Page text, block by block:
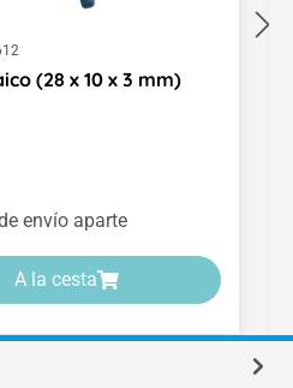
(28 x 10 x 3 mm)
envío aparte
A la cesta